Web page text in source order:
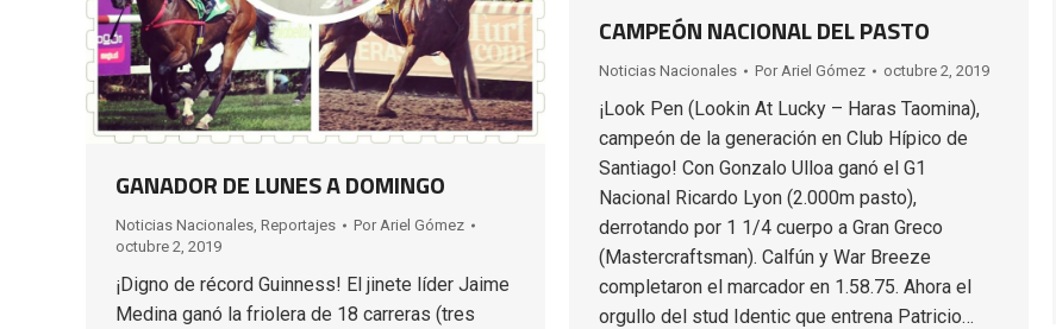
CAMPEÓN NACIONAL DEL PASTO
Noticias Nacionales Por Ariel Gómez octubre 2, 2019
¡Look Pen (Lookin At Lucky – Haras Taomina),
campeón de la generación en Club Hípico de
Santiago! Con Gonzalo Ulloa ganó el G1
Nacional Ricardo Lyon (2.000m pasto),
derrotando por 1 1/4 cuerpo a Gran Greco
(Mastercraftsman). Calfún y War Breeze
completaron el marcador en 1.58.75. Ahora el
orgullo del stud Identic que entrena Patricio…
GANADOR DE LUNES A DOMINGO
Noticias Nacionales, Reportajes Por Ariel Gómez
octubre 2, 2019
¡Digno de récord Guinness! El jinete líder Jaime
Medina ganó la friolera de 18 carreras (tres